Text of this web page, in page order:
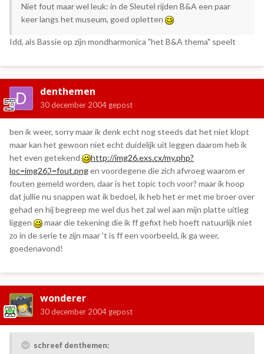
Niet fout maar wel leuk: in de Sleutel rijden B&A een paar
keer langs het museum, goed opletten
Idd, als Bassie op zijn mondharmonica "het B&A thema" speelt
denthemen
30 december 2004 gepost
ben ik weer, sorry maar ik denk echt nog steeds dat het niet klopt
maar kan het gewoon niet echt duidelijk uit leggen daarom heb ik
het even getekend
http://img26.exs.cx/my.php?
loc=img26ℑ=fout.pngen voordegene die zich afvroeg waarom er
fouten gemeld worden, daar is het topic toch voor? maar ik hoop
dat jullie nu snappen wat ik bedoel, ik heb het er met me broer over
gehad en hij begreep me wel dus het zal wel aan mijn platte uitleg
liggen
maar die tekening die ik ff gefixt heb hoeft natuurlijk niet
zo in de serie te zijn maar 't is ff een voorbeeld, ik ga weer,
goedenavond!
wonderer
30 december 2004 gepost
schreef denthemen: